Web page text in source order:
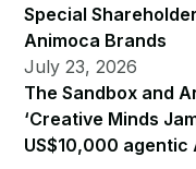
Special
Animoca Brands
July 23, 2026
The Sandbox and
‘Creative Minds
US$10,000 agentic